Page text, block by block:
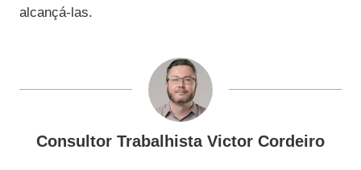
alcançá-las.
Consultor Trabalhista Victor Cordeiro